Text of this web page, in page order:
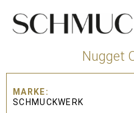
Nugget
MARKE
SCHMUCKWERK